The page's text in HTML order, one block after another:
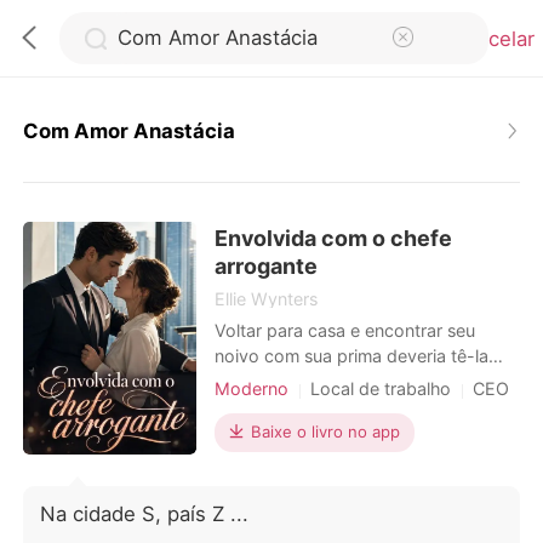
Cancelar
Loja
Histórico
Sair
Com Amor Anastácia
Envolvida com o chefe
arrogante
Ellie Wynters
Voltar para casa e encontrar seu
noivo com sua prima deveria tê-la
destruído, mas Blair se recusava a
determinada a seguir em frente. O
que ela não esperava era afogar suas
chefe, Roman... ou acordar enredada
Moderno Local de trabalho
CEO
Arrogante/Dominador
Luxúria/Erotismo
Secretário
Baixe o livro no app
Na cidade S, país Z ...